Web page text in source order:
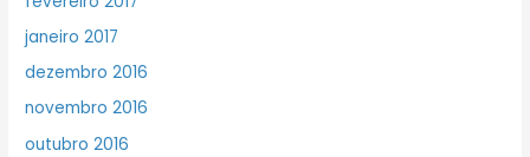
janeiro 2017
dezembro 2016
novembro 2016
outubro 2016